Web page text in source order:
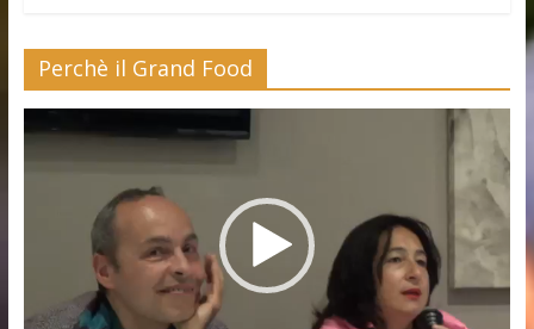
Perchè il Grand Food
Player